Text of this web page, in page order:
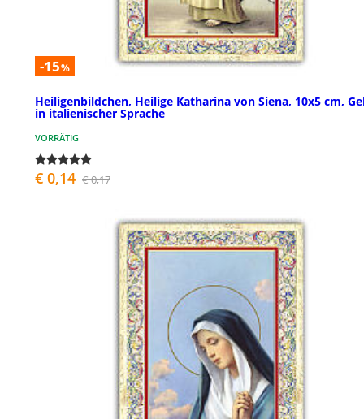
-15%
Heiligenbildchen, Heilige Katharina von Siena, 10x5 cm,
in italienischer Sprache
VORRÄTIG
€ 0,14 € 0,17